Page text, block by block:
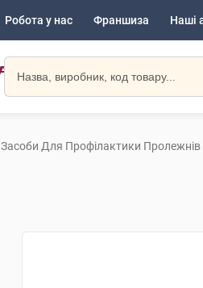
Робота у нас Франшиза Наші
Засоби Для Профілактики Пролежнів